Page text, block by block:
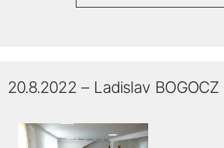
20.8.2022 – Ladislav BOGOCZ